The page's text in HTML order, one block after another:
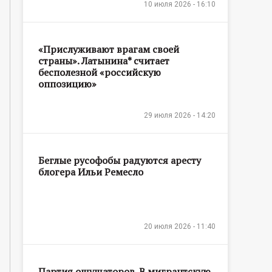
10 июля 2026 - 16:10
«Прислуживают врагам своей
страны». Латынина* считает
бесполезной «российскую
оппозицию»
29 июля 2026 - 14:20
Беглые русофобы радуются аресту
блогера Ильи Ремесло
20 июля 2026 - 11:40